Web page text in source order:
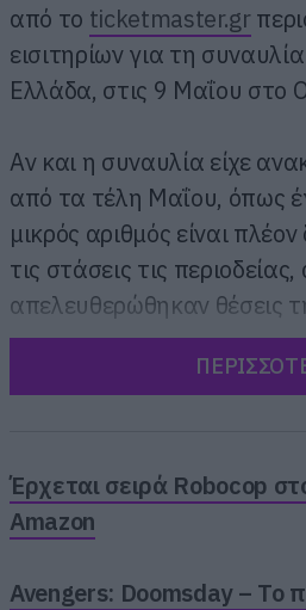
από το ticketmaster.gr
εισιτηρίων για τη
Ελλάδα, στις 9 Μαΐου στο
Αν και η συναυλία είχε
από τα τέλη Μαΐου, όπως
μικρός αριθμός είναι
τις στάσεις τις
απελευθερώθηκαν θέσεις
Έρχεται σειρά Robocop
Amazon
Avengers: Doomsday – Το